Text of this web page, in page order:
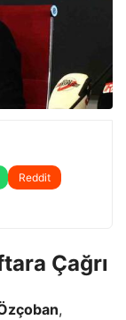
Reddit
Çağrı
,